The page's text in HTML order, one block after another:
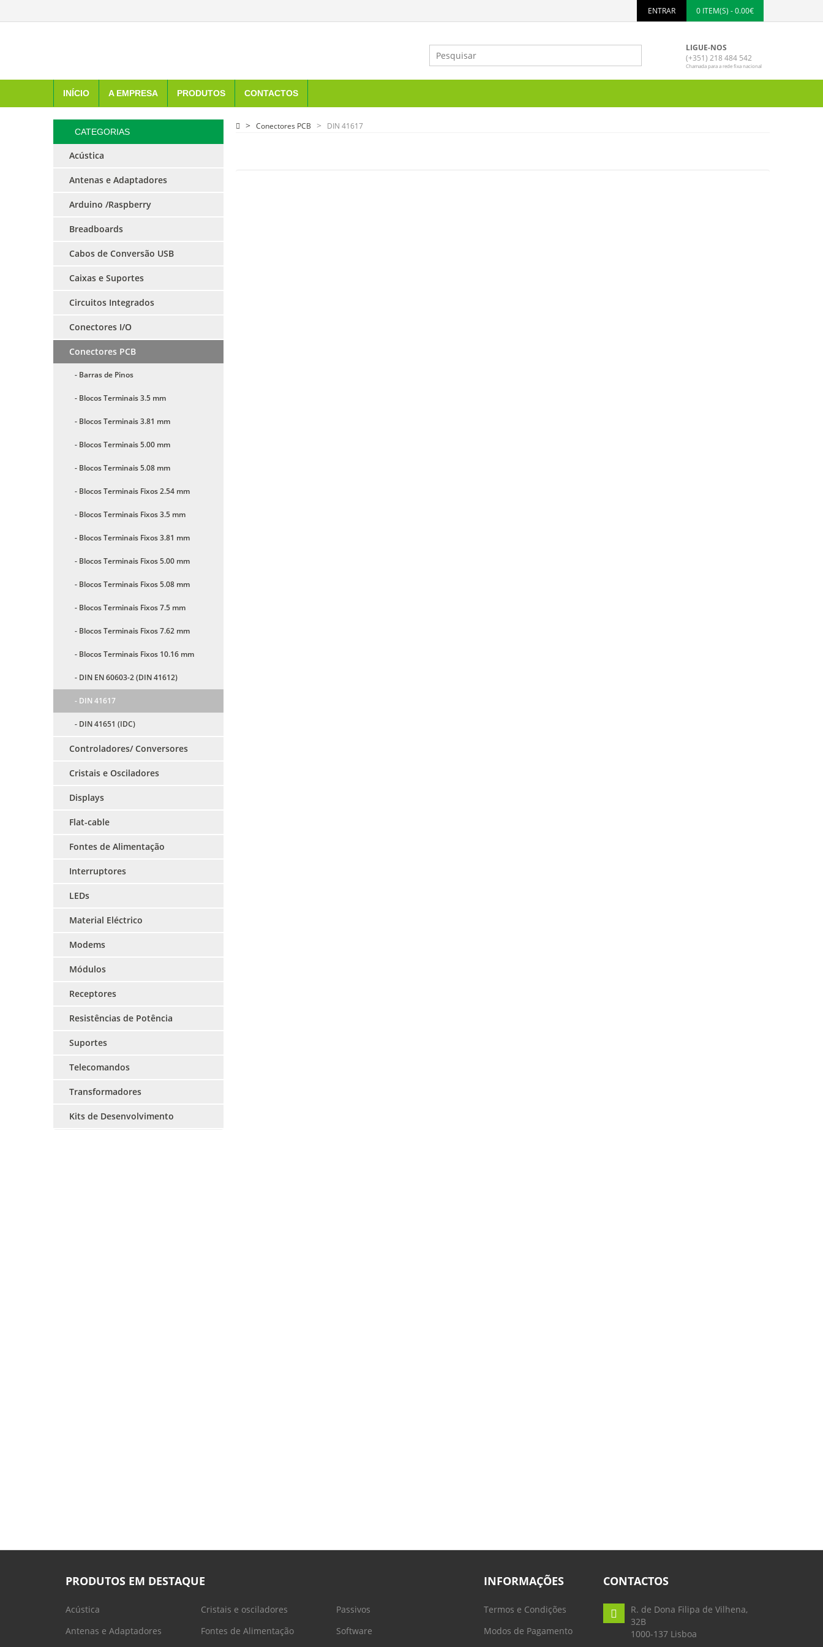
ENTRAR 0 ITEM(S) - 0.00€
LIGUE-NOS
(+351) 218 484 542
Chamada para a rede fixa nacional
INÍCIO A EMPRESA PRODUTOS CONTACTOS
CATEGORIAS
Acústica
Antenas e Adaptadores
Arduino /Raspberry
Breadboards
Cabos de Conversão USB
Caixas e Suportes
Circuitos Integrados
Conectores I/O
Conectores PCB
- Barras de Pinos
- Blocos Terminais 3.5 mm
- Blocos Terminais 3.81 mm
- Blocos Terminais 5.00 mm
- Blocos Terminais 5.08 mm
- Blocos Terminais Fixos 2.54 mm
- Blocos Terminais Fixos 3.5 mm
- Blocos Terminais Fixos 3.81 mm
- Blocos Terminais Fixos 5.00 mm
- Blocos Terminais Fixos 5.08 mm
- Blocos Terminais Fixos 7.5 mm
- Blocos Terminais Fixos 7.62 mm
- Blocos Terminais Fixos 10.16 mm
- DIN EN 60603-2 (DIN 41612)
- DIN 41617
- DIN 41651 (IDC)
Controladores/ Conversores
Cristais e Osciladores
Displays
Flat-cable
Fontes de Alimentação
Interruptores
LEDs
Material Eléctrico
Modems
Módulos
Receptores
Resistências de Potência
Suportes
Telecomandos
Transformadores
Kits de Desenvolvimento
Conectores PCB DIN 41617
PRODUTOS EM DESTAQUE
Acústica
Antenas e Adaptadores
Cristais e osciladores
Fontes de Alimentação
Passivos
Software
INFORMAÇÕES
Termos e Condições
Modos de Pagamento
CONTACTOS
R. de Dona Filipa de Vilhena,
32B
1000-137 Lisboa